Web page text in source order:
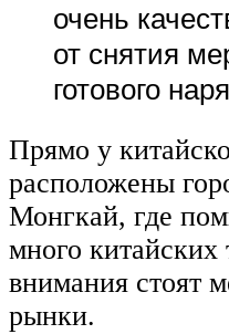
очень
от снятия
готового
Прямо у
расположены
Монгкай, где
много китайских
внимания стоят
рынки.